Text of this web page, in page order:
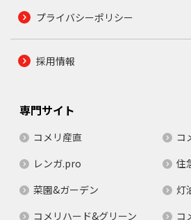
プライバシーポリシー
採用情報
専門サイト
コメリ産直
コ
レンガ.pro
住
菜園&ガーデン
灯
コメリハード&グリーン
コ